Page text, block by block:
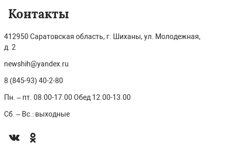
Контакты
412950 Саратовская область, г. Шиханы, ул. Молодежная,
д. 2
newshih@yandex.ru
8 (845-93) 40-2-80
Пн. – пт. 08.00-17.00 Обед 12.00-13.00
Сб. – Вс.: выходные